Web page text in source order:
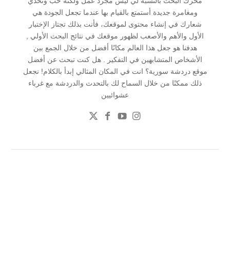
ومغامرة جديدة أستمتع بالقيام بها عندما تجعل الجودة هي
شعارك في إنشاء محتوى لموقعك، فأنت بذلك تجتاز الإختبار
الأول والأهم والأصعب لظهور موقعك في نتائج البحث الأولي ,
هدفنا هو جعل هذا العالم مكانًا أفضل من خلال الجمع بين
الأشخاص المتشابهين في التفكير . هل كنت تبحث عن أفضل
موقع دردشة سورية؟ انت في المكان المثالي إبدأ بالكلام! نجعل
ذلك ممكنًا من خلال السماح لك بالتحدث والدردشة مع غرباء
عشوائيين